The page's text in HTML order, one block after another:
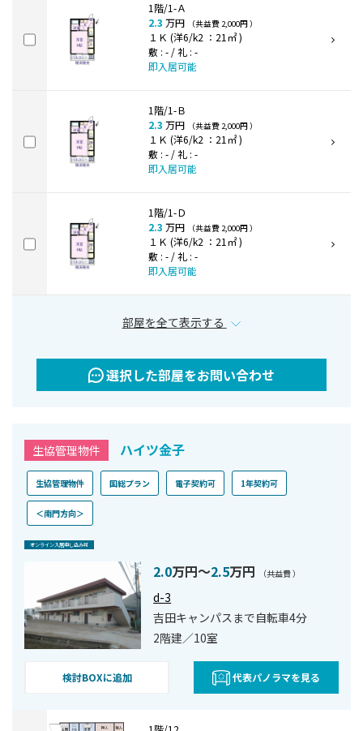
1階/1-Ａ
2.3万円 （共益費 2,000円 ）
１Ｋ (洋6/k2 ：21㎡ )
敷 : - / 礼 : -
即入居可能
1階/1-Ｂ
2.3万円 （共益費 2,000円 ）
１Ｋ (洋6/k2 ：21㎡ )
敷 : - / 礼 : -
即入居可能
1階/1-Ｄ
2.3万円 （共益費 2,000円 ）
１Ｋ (洋6/k2 ：21㎡ )
敷 : - / 礼 : -
即入居可能
部屋を全て表示する
選択した部屋をお問い合わせ
生協管理物件 ハイツ金子
生協管理物件 国総プラン 電子契約可 1年契約可
＜南門方向＞
オンライン⼊居申し込み可
2.0万円〜2.5万円 （共益費 ）
d-3
吉田キャンパスまで自転車4分
2階建／10室
検討BOXに追加 代表パノラマを見る